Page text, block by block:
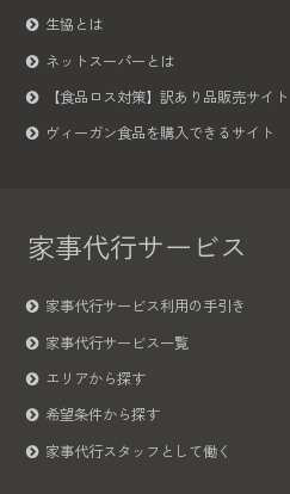
生協とは
ネットスーパーとは
【食品ロス対策】訳あり品販売サイト
ヴィーガン食品を購入できるサイト
家事代行サービス
家事代行サービス利用の手引き
家事代行サービス一覧
エリアから探す
希望条件から探す
家事代行スタッフとして働く